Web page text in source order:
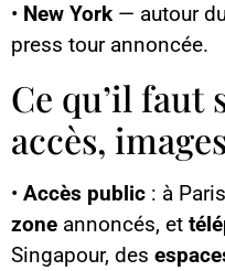
• New York — autour
press tour annoncée.
Ce qu’il faut
accès,
• Accès public : à
zone annoncés, et
Singapour, des